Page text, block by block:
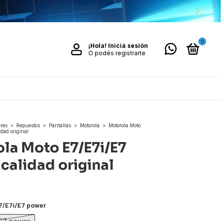
¡Hola! Iniciá sesión
O podés registrarte
0
> Repuestos > Pantallas > Motorola > Motorola Moto
original
Moto E7/E7i/E7
original
E7i/E7 power